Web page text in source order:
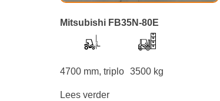
Mitsubishi FB35N-80E
4700 mm, triplo 3500 kg
Lees verder